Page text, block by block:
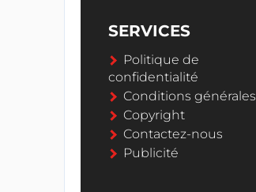
SERVICES
Politique de
confidentialité
Conditions générales
Copyright
Contactez-nous
Publicité